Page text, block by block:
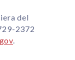
del
2372
.